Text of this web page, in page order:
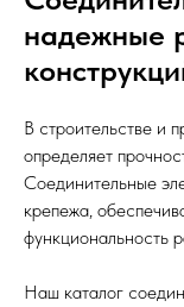
надежные
В строительстве и
определяет
Соединительные
крепежа,
функциональность
Наш каталог